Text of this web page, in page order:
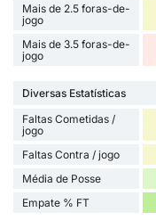
Mais de 2.5 foras-de-
jogo
Mais de 3.5 foras-de-
jogo
Diversas Estatísticas
Faltas Cometidas /
jogo
Faltas Contra / jogo
Média de Posse
Empate % FT